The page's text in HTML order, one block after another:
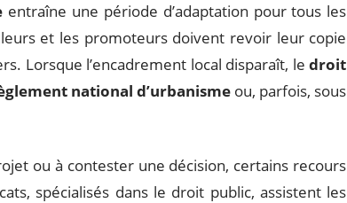
entraîne une période d’adaptation pour tous les
et les promoteurs doivent revoir leur copie
Lorsque l’encadrement local disparaît, ledroit
national d’urbanismeou, parfois, sous
ou à contester une décision, certains recours
spécialisés dans le droit public, assistent les